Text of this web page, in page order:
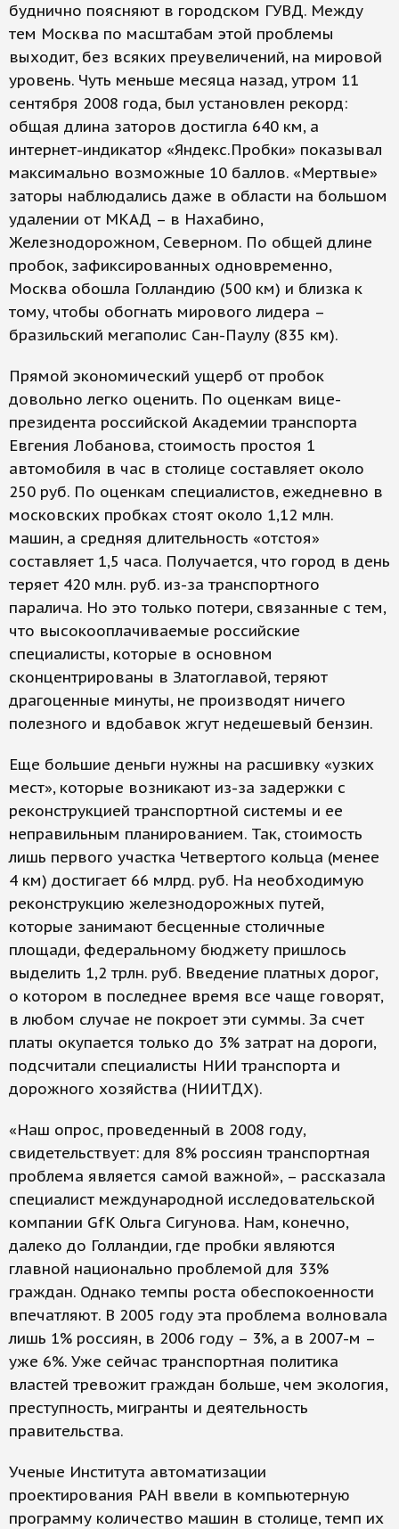
буднично поясняют в городском ГУВД. Между
тем Москва по масштабам этой проблемы
выходит, без всяких преувеличений, на мировой
уровень. Чуть меньше месяца назад, утром 11
сентября 2008 года, был установлен рекорд:
общая длина заторов достигла 640 км, а
интернет-индикатор «Яндекс.Пробки» показывал
максимально возможные 10 баллов. «Мертвые»
заторы наблюдались даже в области на большом
удалении от МКАД – в Нахабино,
Железнодорожном, Северном. По общей длине
пробок, зафиксированных одновременно,
Москва обошла Голландию (500 км) и близка к
тому, чтобы обогнать мирового лидера –
бразильский мегаполис Сан-Паулу (835 км).
Прямой экономический ущерб от пробок
довольно легко оценить. По оценкам вице-
президента российской Академии транспорта
Евгения Лобанова, стоимость простоя 1
автомобиля в час в столице составляет около
250 руб. По оценкам специалистов, ежедневно в
московских пробках стоят около 1,12 млн.
машин, а средняя длительность «отстоя»
составляет 1,5 часа. Получается, что город в день
теряет 420 млн. руб. из-за транспортного
паралича. Но это только потери, связанные с тем,
что высокооплачиваемые российские
специалисты, которые в основном
сконцентрированы в Златоглавой, теряют
драгоценные минуты, не производят ничего
полезного и вдобавок жгут недешевый бензин.
Еще большие деньги нужны на расшивку «узких
мест», которые возникают из-за задержки с
реконструкцией транспортной системы и ее
неправильным планированием. Так, стоимость
лишь первого участка Четвертого кольца (менее
4 км) достигает 66 млрд. руб. На необходимую
реконструкцию железнодорожных путей,
которые занимают бесценные столичные
площади, федеральному бюджету пришлось
выделить 1,2 трлн. руб. Введение платных дорог,
о котором в последнее время все чаще говорят,
в любом случае не покроет эти суммы. За счет
платы окупается только до 3% затрат на дороги,
подсчитали специалисты НИИ транспорта и
дорожного хозяйства (НИИТДХ).
«Наш опрос, проведенный в 2008 году,
свидетельствует: для 8% россиян транспортная
проблема является самой важной», – рассказала
специалист международной исследовательской
компании GfK Ольга Сигунова. Нам, конечно,
далеко до Голландии, где пробки являются
главной национально проблемой для 33%
граждан. Однако темпы роста обеспокоенности
впечатляют. В 2005 году эта проблема волновала
лишь 1% россиян, в 2006 году – 3%, а в 2007-м –
уже 6%. Уже сейчас транспортная политика
властей тревожит граждан больше, чем экология,
преступность, мигранты и деятельность
правительства.
Ученые Института автоматизации
проектирования РАН ввели в компьютерную
программу количество машин в столице, темп их